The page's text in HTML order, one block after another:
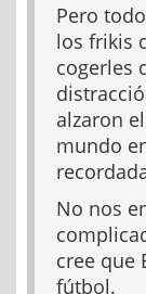
Pero
los frikis
cogerles
alzaron
mundo
No nos
cree que
fútbol.